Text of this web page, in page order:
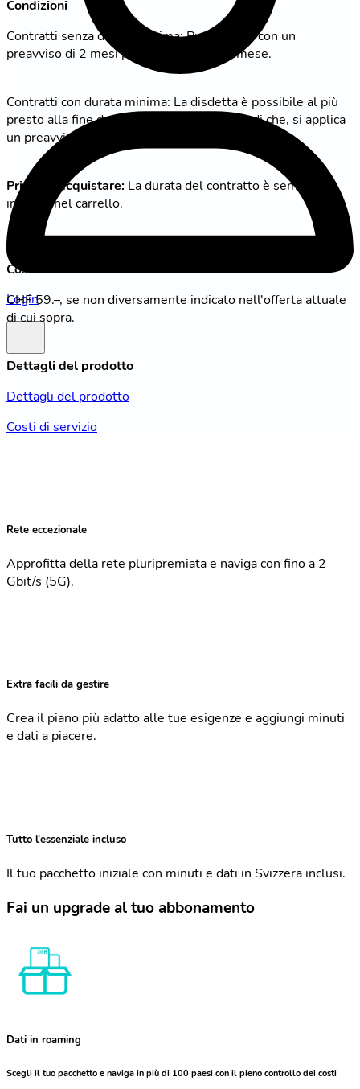
Login
Condizioni
Contratti senza durata minima: Puoi disdire con un
preavviso di 2 mesi prima della fine del mese.
Contratti con durata minima: La disdetta è possibile al più
presto alla fine della durata minima. Dopo di che, si applica
un preavviso di 2 mesi prima della fine del mese.
Prima di acquistare: La durata del contratto è sempre
indicata nel carrello.
Costo di attivazione
CHF 59.–, se non diversamente indicato nell'offerta attuale
di cui sopra.
Dettagli del prodotto
Dettagli del prodotto
Costi di servizio
Rete eccezionale
Approfitta della rete pluripremiata e naviga con fino a 2
Gbit/s (5G).
Extra facili da gestire
Crea il piano più adatto alle tue esigenze e aggiungi minuti
e dati a piacere.
Tutto l'essenziale incluso
Il tuo pacchetto iniziale con minuti e dati in Svizzera inclusi.
Fai un upgrade al tuo abbonamento
Dati in roaming
Scegli il tuo pacchetto e naviga in più di 100 paesi con il pieno controllo dei costi